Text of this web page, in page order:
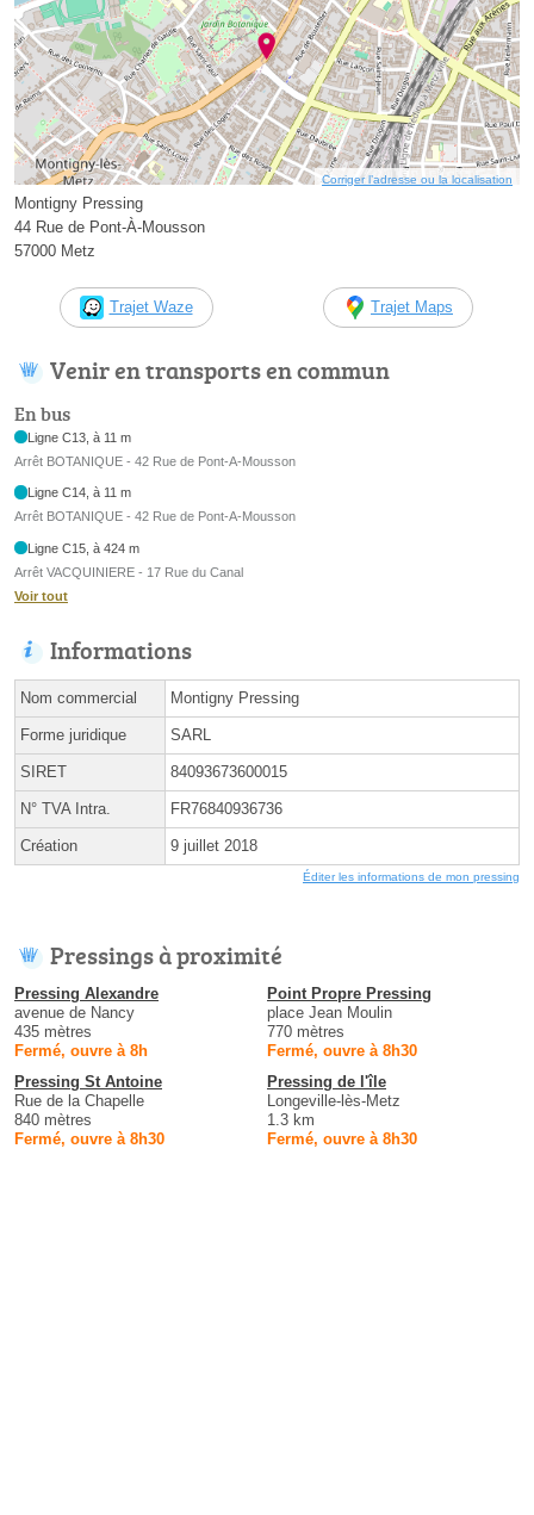
Corriger l’adresse ou la localisation
Montigny Pressing
44 Rue de Pont-À-Mousson
57000 Metz
Trajet Waze Trajet Maps
Venir en transports en commun
En bus
Ligne C13, à 11 m
Arrêt BOTANIQUE - 42 Rue de Pont-A-Mousson
Ligne C14, à 11 m
Arrêt BOTANIQUE - 42 Rue de Pont-A-Mousson
Ligne C15, à 424 m
Arrêt VACQUINIERE - 17 Rue du Canal
Voir tout
Informations
Nom commercial Montigny Pressing
Forme juridique SARL
SIRET 84093673600015
N° TVA Intra. FR76840936736
Création 9 juillet 2018
Éditer les informations de mon pressing
Pressings à proximité
Pressing Alexandre
avenue de Nancy
435 mètres
Fermé, ouvre à 8h
Point Propre Pressing
place Jean Moulin
770 mètres
Fermé, ouvre à 8h30
Pressing St Antoine
Rue de la Chapelle
840 mètres
Fermé, ouvre à 8h30
Pressing de l'île
Longeville-lès-Metz
1.3 km
Fermé, ouvre à 8h30